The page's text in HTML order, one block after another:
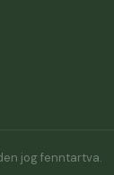
jog fenntartva.